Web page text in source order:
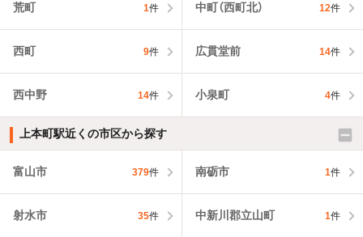
荒町 1件 中町（西町北） 12件
西町 9件 広貫堂前 14件
西中野 14件 小泉町 4件
上本町駅近くの市区から探す
富山市 379件 南砺市 1件
射水市 35件 中新川郡立山町 1件